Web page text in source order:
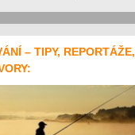
– TIPY, REPORTÁŽE,